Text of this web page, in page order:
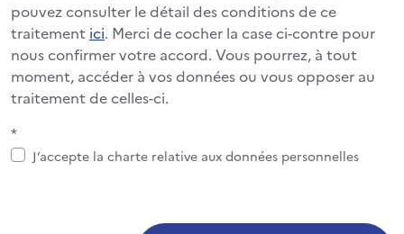
pouvez consulter le détail des conditions de ce
traitement ici. Merci de cocher la case ci-contre pour
nous confirmer votre accord. Vous pourrez, à tout
moment, accéder à vos données ou vous opposer au
traitement de celles-ci.
*
J’accepte la charte relative aux données personnelles